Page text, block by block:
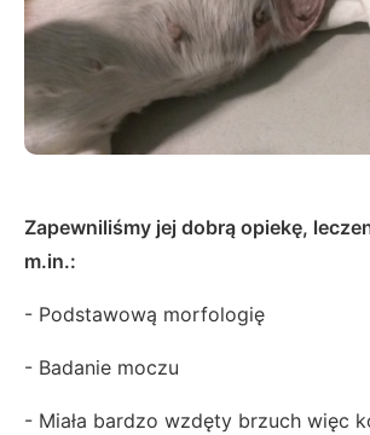
Zapewniliśmy jej dobrą opiekę,
m.in.:
- Podstawową morfologię
- Badanie moczu
- Miała bardzo wzdęty brzuch więc